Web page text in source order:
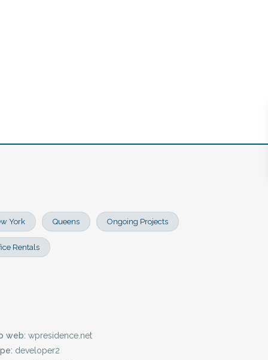
York Queens Ongoing Projects
Rentals
web: wpresidence.net
developer2